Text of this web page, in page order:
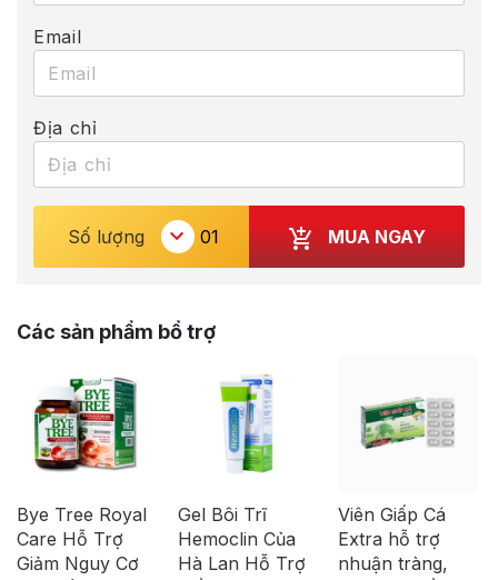
Email
Địa chỉ
Số lượng MUA NGAY
Các sản phẩm bổ trợ
Bye Tree Royal
Care Hỗ Trợ
Giảm Nguy Cơ
Gel Bôi Trĩ
Hemoclin Của
Hà Lan Hỗ Trợ
Viên Giấp Cá
Extra hỗ trợ
nhuận tràng,